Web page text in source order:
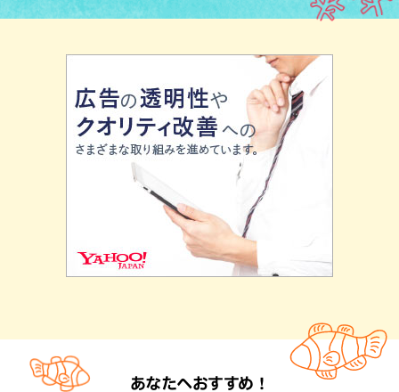
あなたへおすすめ！